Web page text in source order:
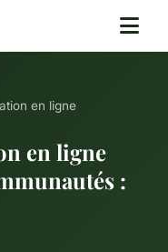
en ligne
en ligne
: